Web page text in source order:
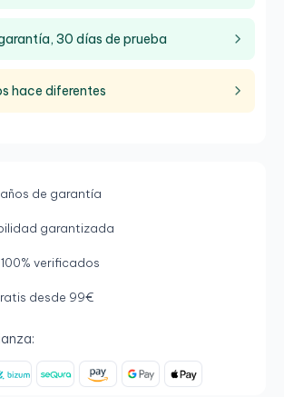
RoHS, CE
100% testeado
30 días de prueba
hace diferentes
de garantía
garantizada
verificados
desde 99€